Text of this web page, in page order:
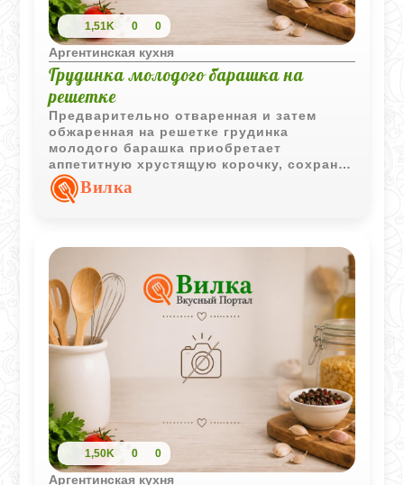
1,51K 0 0
Аргентинская кухня
Грудинка молодого барашка на
решетке
Предварительно отваренная и затем
обжаренная на решетке грудинка
молодого барашка приобретает
аппетитную хрустящую корочку, сохраняя
сочность внутри. Классическим
дополнением служат овощное пюре и
Вилка
1,50K 0 0
Аргентинская кухня